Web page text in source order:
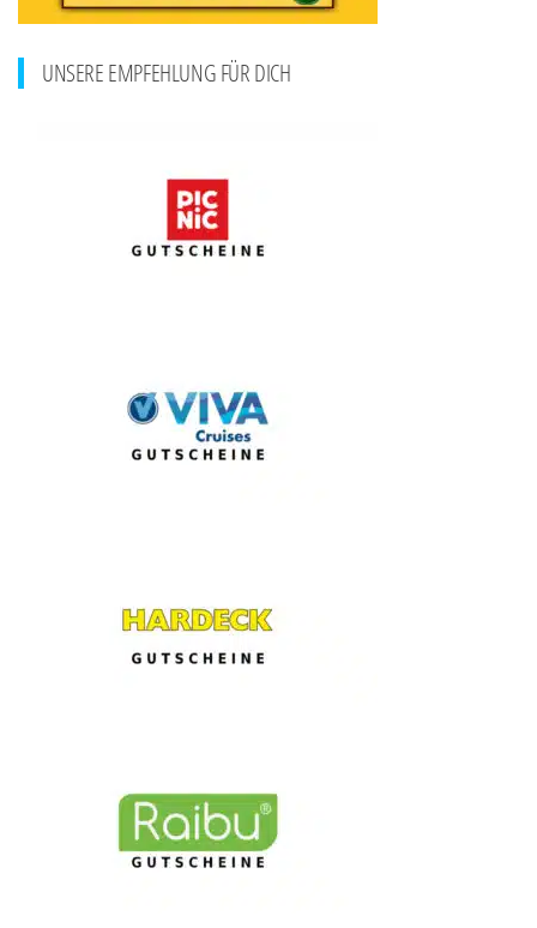
UNSERE EMPFEHLUNG FÜR DICH